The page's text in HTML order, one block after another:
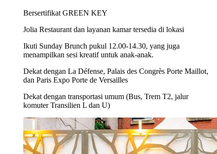
Bersertifikat GREEN KEY
Jolia Restaurant dan layanan kamar tersedia di lokasi
Ikuti Sunday Brunch pukul 12.00-14.30, yang juga
menampilkan sesi kreatif untuk anak-anak.
Dekat dengan La Défense, Palais des Congrès Porte Maillot,
dan Paris Expo Porte de Versailles
Dekat dengan transportasi umum (Bus, Trem T2, jalur
komuter Transilien L dan U)